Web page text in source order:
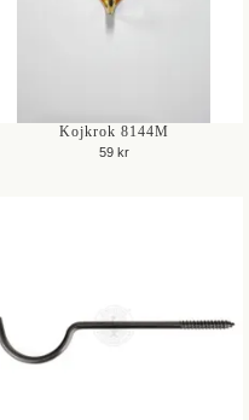
Kojkrok 8144M
59 kr